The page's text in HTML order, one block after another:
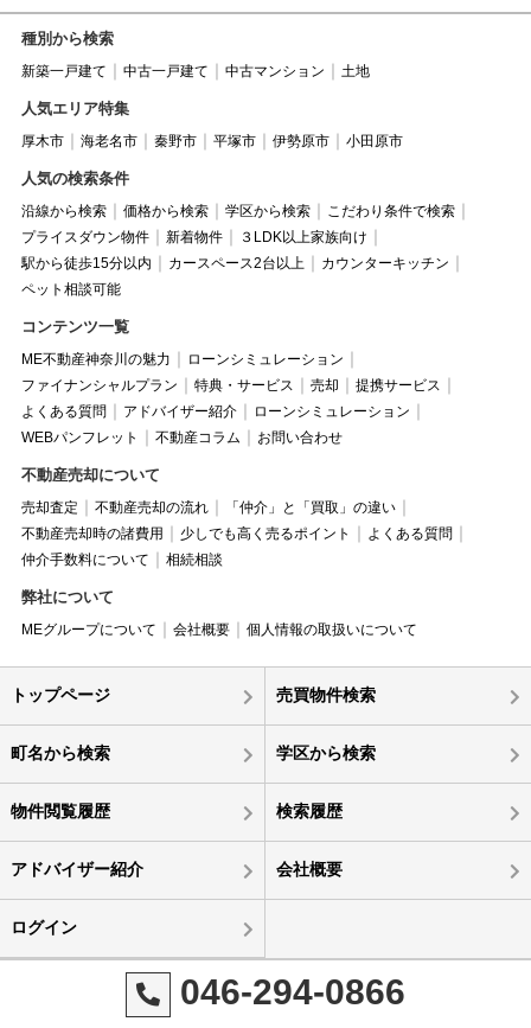
種別から検索
新築一戸建て 中古一戸建て 中古マンション 土地
人気エリア特集
厚木市 海老名市 秦野市 平塚市 伊勢原市 小田原市
人気の検索条件
沿線から検索 価格から検索 学区から検索
こだわり条件で検索
プライスダウン物件
新着物件
３LDK以上家族向け
駅から徒歩15分以内
カースペース2台以上
カウンターキッチン
ペット相談可能
コンテンツ一覧
ME不動産神奈川の魅力
ローンシミュレーション
ファイナンシャルプラン
特典・サービス 売却
提携サービス
よくある質問
アドバイザー紹介
ローンシミュレーション
WEBパンフレット
不動産コラム お問い合わせ
不動産売却について
売却査定 不動産売却の流れ
「仲介」と「買取」の違い
不動産売却時の諸費用
少しでも高く売るポイント
よくある質問
仲介手数料について
相続相談
弊社について
MEグループについて 会社概要 個人情報の取扱いについて
トップページ 売買物件検索
町名から検索 学区から検索
物件閲覧履歴 検索履歴
アドバイザー紹介 会社概要
ログイン
046-294-0866